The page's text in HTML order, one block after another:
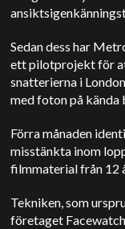
Sedan dess har
ett pilotprojekt för
snatterierna i
med foton på
Förra månaden
misstänkta inom
filmmaterial från 12
Tekniken, som
företaget